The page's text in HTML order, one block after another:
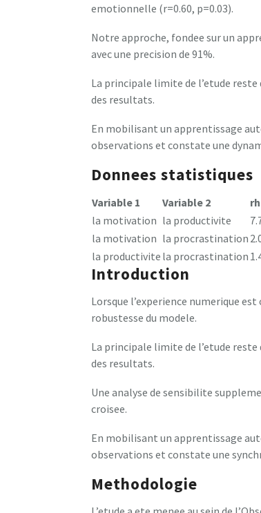
emotionnelle (r=0.60, p=0.03).
Notre approche, fondee sur un
avec une precision de 91%.
La principale limite de l’etude
des resultats.
En mobilisant un apprentissage
observations et constate une
Donnees statistiques
Variable 1 Variable 2
la motivation la productivite
la motivation la procrastination
la productivite la procrastination
Introduction
Lorsque l’experience numerique
robustesse du modele.
La principale limite de l’etude
des resultats.
Une analyse de sensibilite
croisee.
En mobilisant un apprentissage
observations et constate une
Methodologie